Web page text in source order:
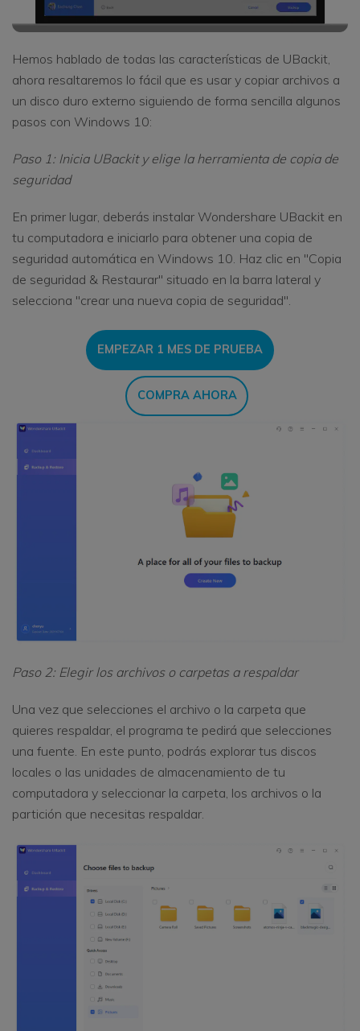
Hemos hablado de todas las características de UBackit,
ahora resaltaremos lo fácil que es usar y copiar archivos a
un disco duro externo siguiendo de forma sencilla algunos
pasos con Windows 10:
Paso 1: Inicia UBackit y elige la herramienta de copia de
seguridad
En primer lugar, deberás instalar Wondershare UBackit en
tu computadora e iniciarlo para obtener una copia de
seguridad automática en Windows 10. Haz clic en "Copia
de seguridad & Restaurar" situado en la barra lateral y
selecciona "crear una nueva copia de seguridad".
EMPEZAR 1 MES DE PRUEBA
COMPRA AHORA
Paso 2: Elegir los archivos o carpetas a respaldar
Una vez que selecciones el archivo o la carpeta que
quieres respaldar, el programa te pedirá que selecciones
una fuente. En este punto, podrás explorar tus discos
locales o las unidades de almacenamiento de tu
computadora y seleccionar la carpeta, los archivos o la
partición que necesitas respaldar.